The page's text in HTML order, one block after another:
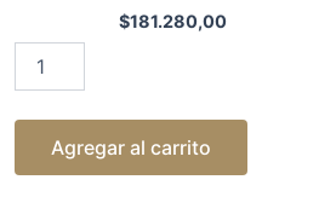
$181.280,00
Agregar al carrito